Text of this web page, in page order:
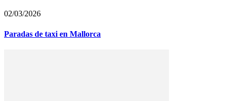
02/03/2026
Paradas de taxi en Mallorca